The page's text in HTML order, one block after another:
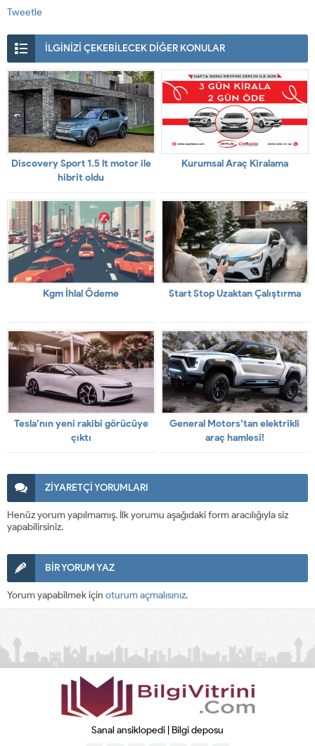
Tweetle
İLGİNİZİ ÇEKEBİLECEK DİĞER KONULAR
Discovery Sport 1.5 lt motor ile
hibrit oldu
Kurumsal Araç Kiralama
Kgm İhlal Ödeme Start Stop Uzaktan Çalıştırma
Tesla’nın yeni rakibi görücüye
çıktı
General Motors’tan elektrikli
araç hamlesi!
ZİYARETÇİ YORUMLARI
Henüz yorum yapılmamış. İlk yorumu aşağıdaki form aracılığıyla siz
yapabilirsiniz.
BİR YORUM YAZ
Yorum yapabilmek için oturum açmalısınız.
Sanal ansiklopedi | Bilgi deposu